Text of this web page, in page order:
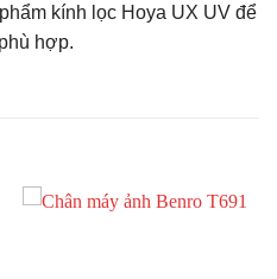
kính lọc Hoya UX UV để
hợp.